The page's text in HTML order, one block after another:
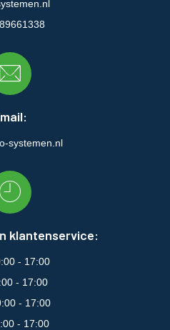
systemen.nl
klantenservice:
- 17:00
- 17:00
- 17:00
- 17:00